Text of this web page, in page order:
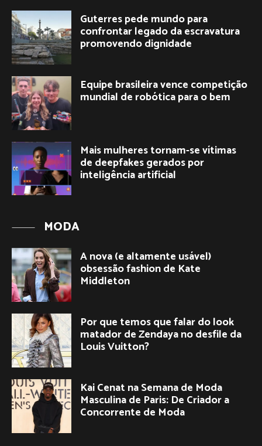
Guterres pede mundo para
confrontar legado da escravatura
promovendo dignidade
Equipe brasileira vence competição
mundial de robótica para o bem
Mais mulheres tornam-se vítimas
de deepfakes gerados por
inteligência artificial
MODA
A nova (e altamente usável)
obsessão fashion de Kate
Middleton
Por que temos que falar do look
matador de Zendaya no desfile da
Louis Vuitton?
Kai Cenat na Semana de Moda
Masculina de Paris: De Criador a
Concorrente de Moda